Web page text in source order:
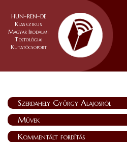
HUN–REN–DE
Klasszikus
Magyar Irodalmi
Textológiai
Kutatócsoport
Szerdahely György Alajosról
Művek
Kommentált fordítás